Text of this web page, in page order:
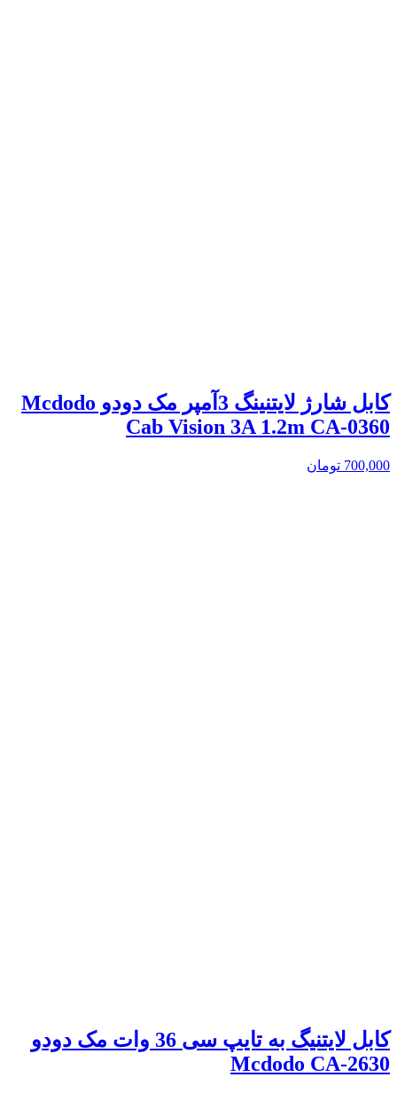
کابل شارژ لایتنینگ 3آمپر مک دودو Mcdodo
Cab Vision 3A 1.2m CA-0360
700,000 تومان
کابل لایتنیگ به تایپ سی 36 وات مک دودو
Mcdodo CA-2630